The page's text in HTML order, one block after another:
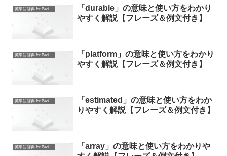
英単語辞典 for Beginners
「durable」の意味と使い方をわかり
やすく解説【フレーズ＆例文付き】
英単語辞典 for Beginners
「platform」の意味と使い方をわかり
やすく解説【フレーズ＆例文付き】
英単語辞典 for Beginners
「estimated」の意味と使い方をわか
りやすく解説【フレーズ＆例文付き】
英単語辞典 for Beginners
「array」の意味と使い方をわかりや